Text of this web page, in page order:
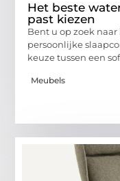
Het beste
past kiezen
Bent u op zoek
persoonlijke
keuze tussen een
Meubels